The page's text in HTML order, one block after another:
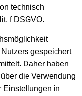
technisch
f DSGVO.
gespeichert
Daher haben
die Verwendung
Einstellungen in